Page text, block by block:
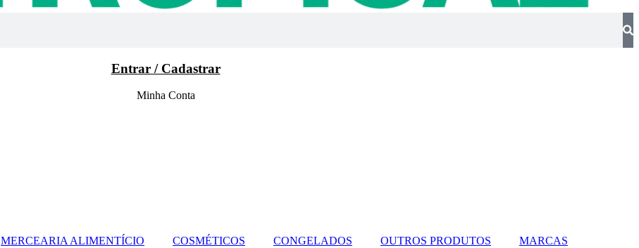
Entrar / Cadastrar
Minha Conta
MERCEARIA ALIMENTÍCIO COSMÉTICOS CONGELADOS OUTROS PRODUTOS MARCAS